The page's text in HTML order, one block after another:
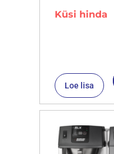
Küsi hinda
Loe lisa